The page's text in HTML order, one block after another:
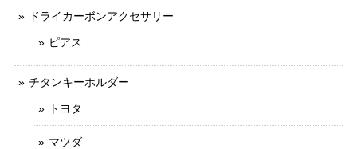
ドライカーボンアクセサリー
ピアス
チタンキーホルダー
トヨタ
マツダ